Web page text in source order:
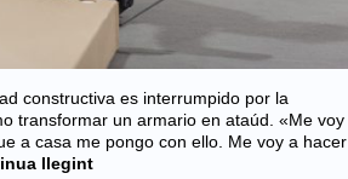
constructiva es interrumpido por la
transformar un armario en ataúd. «Me voy
a casa me pongo con ello. Me voy a hacer
llegint